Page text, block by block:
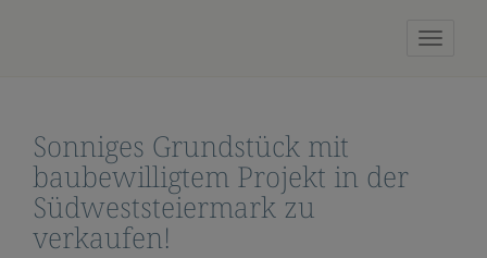
Sonniges Grundstück mit
baubewilligtem Projekt in der
Südweststeiermark zu
verkaufen!